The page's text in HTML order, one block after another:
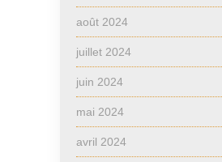
août 2024
juillet 2024
juin 2024
mai 2024
avril 2024